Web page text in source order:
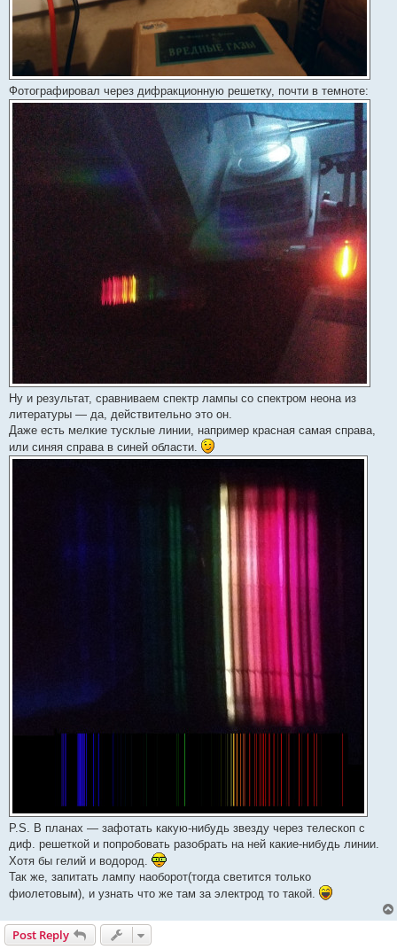
Фотографировал через дифракционную решетку, почти в темноте:
Ну и результат, сравниваем спектр лампы со спектром неона из
литературы — да, действительно это он.
Даже есть мелкие тусклые линии, например красная самая справа,
или синяя справа в синей области.
P.S. В планах — зафотать какую-нибудь звезду через телескоп с
диф. решеткой и попробовать разобрать на ней какие-нибудь линии.
Хотя бы гелий и водород.
Так же, запитать лампу наоборот(тогда светится только
фиолетовым), и узнать что же там за электрод то такой.
Post Reply